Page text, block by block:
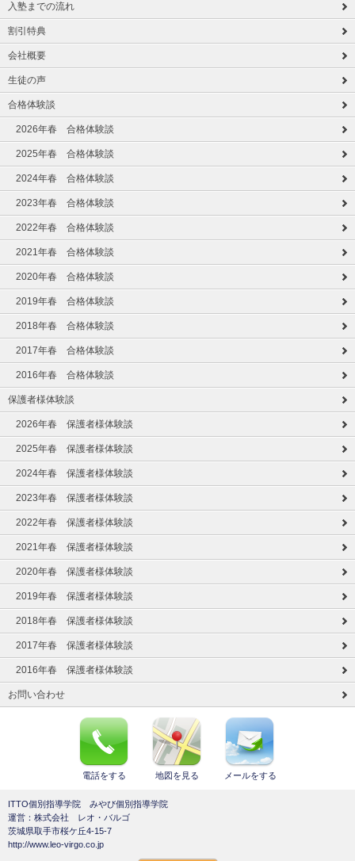
入塾までの流れ
割引特典
会社概要
生徒の声
合格体験談
2026年春 合格体験談
2025年春 合格体験談
2024年春 合格体験談
2023年春 合格体験談
2022年春 合格体験談
2021年春 合格体験談
2020年春 合格体験談
2019年春 合格体験談
2018年春 合格体験談
2017年春 合格体験談
2016年春 合格体験談
保護者様体験談
2026年春 保護者様体験談
2025年春 保護者様体験談
2024年春 保護者様体験談
2023年春 保護者様体験談
2022年春 保護者様体験談
2021年春 保護者様体験談
2020年春 保護者様体験談
2019年春 保護者様体験談
2018年春 保護者様体験談
2017年春 保護者様体験談
2016年春 保護者様体験談
お問い合わせ
電話をする 地図を見る メールをする
ITTO個別指導学院 みやび個別指導学院
運営：株式会社 レオ・バルゴ
茨城県取手市桜ケ丘4-15-7
http://www.leo-virgo.co.jp